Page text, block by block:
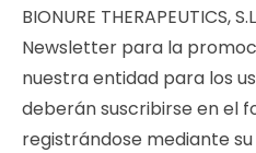
BIONURE THERAPEUTICS,
Newsletter para la
nuestra entidad para los
deberán suscribirse en el
registrándose mediante